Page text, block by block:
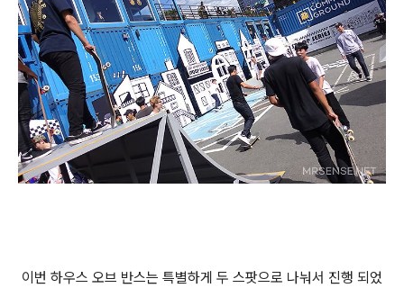
이번 하우스 오브 반스는 특별하게 두 스팟으로 나눠서 진행 되었